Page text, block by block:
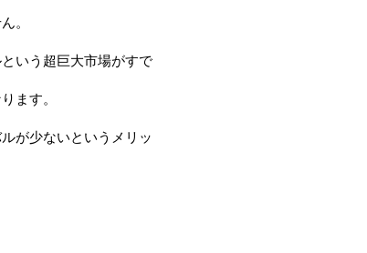
。
いう超巨大市場がすで
ます。
が少ないというメリッ